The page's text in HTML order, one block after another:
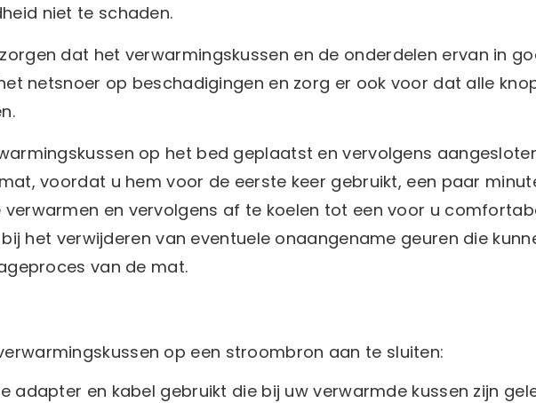
niet te schaden.
dat het verwarmingskussen en de onderdelen ervan in
netsnoer op beschadigingen en zorg er ook voor dat alle
op het bed geplaatst en vervolgens
voordat u hem voor de eerste keer gebruikt, een paar
en vervolgens af te koelen tot een voor u
het verwijderen van eventuele onaangename geuren die
van de mat.
op een stroombron aan te sluiten:
adapter en kabel gebruikt die bij uw verwarmde kussen zijn